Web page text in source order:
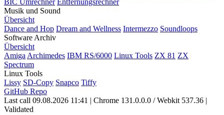
BIC Umrechner Entfernungsrechner
Musik und Sound
Übersicht
Dance and Hop Dream and Wellness Intermezzo Soundloops
Software Archiv
Übersicht
Amiga Archimedes IBM RS/6000 Linux Tools ZX 81 ZX
Spectrum
Linux Tools
Lissy SD-Copy Snapco Tiffy
GitHub Repo
Last call 09.08.2026 11:41 | Chrome 131.0.0.0 / Webkit 537.36 |
Validated